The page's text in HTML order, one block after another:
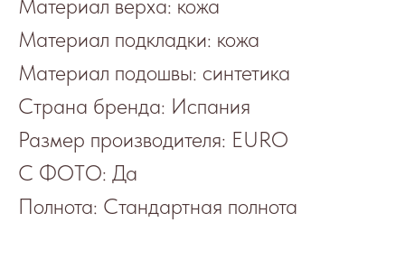
Материал верха: кожа
Материал подкладки: кожа
Материал подошвы: синтетика
Страна бренда: Испания
Размер производителя: EURO
С ФОТО: Да
Полнота: Стандартная полнота